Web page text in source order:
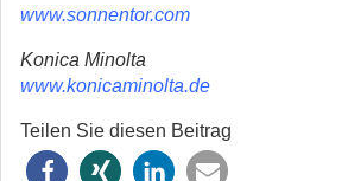
www.sonnentor.com
Konica Minolta
www.konicaminolta.de
Teilen Sie diesen Beitrag